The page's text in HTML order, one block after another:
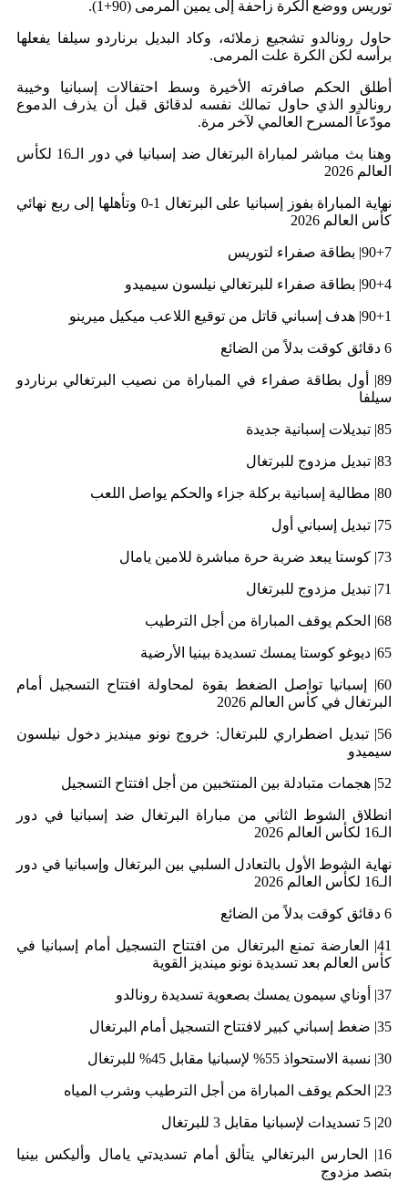
توريس ووضع الكرة زاحفة إلى يمين المرمى (90+1).
حاول رونالدو تشجيع زملائه، وكاد البديل برناردو سيلفا يفعلها
برأسه لكن الكرة علت المرمى.
أطلق الحكم صافرته الأخيرة وسط احتفالات إسبانيا وخيبة
رونالدو الذي حاول تمالك نفسه لدقائق قبل أن يذرف الدموع
مودّعاً المسرح العالمي لآخر مرة.
وهنا بث مباشر لمباراة البرتغال ضد إسبانيا في دور الـ16 لكأس
العالم 2026
نهاية المباراة بفوز إسبانيا على البرتغال 1-0 وتأهلها إلى ربع نهائي
كأس العالم 2026
90+7| بطاقة صفراء لتوريس
90+4| بطاقة صفراء للبرتغالي نيلسون سيميدو
90+1| هدف إسباني قاتل من توقيع اللاعب ميكيل ميرينو
6 دقائق كوقت بدلاً من الضائع
89| أول بطاقة صفراء في المباراة من نصيب البرتغالي برناردو
سيلفا
85| تبديلات إسبانية جديدة
83| تبديل مزدوج للبرتغال
80| مطالية إسبانية بركلة جزاء والحكم يواصل اللعب
75| تبديل إسباني أول
73| كوستا يبعد ضربة حرة مباشرة للامين يامال
71| تبديل مزدوج للبرتغال
68| الحكم يوقف المباراة من أجل الترطيب
65| ديوغو كوستا يمسك تسديدة بينيا الأرضية
60| إسبانيا تواصل الضغط بقوة لمحاولة افتتاح التسجيل أمام
البرتغال في كأس العالم 2026
56| تبديل اضطراري للبرتغال: خروج نونو مينديز دخول نيلسون
سيميدو
52| هجمات متبادلة بين المنتخبين من أجل افتتاح التسجيل
انطلاق الشوط الثاني من مباراة البرتغال ضد إسبانيا في دور
الـ16 لكأس العالم 2026
نهاية الشوط الأول بالتعادل السلبي بين البرتغال وإسبانيا في دور
الـ16 لكأس العالم 2026
6 دقائق كوقت بدلاً من الضائع
41| العارضة تمنع البرتغال من افتتاح التسجيل أمام إسبانيا في
كأس العالم بعد تسديدة نونو مينديز القوية
37| أوناي سيمون يمسك بصعوية تسديدة رونالدو
35| ضغط إسباني كبير لافتتاح التسجيل أمام البرتغال
30| نسبة الاستحواذ 55% لإسبانيا مقابل 45% للبرتغال
23| الحكم يوقف المباراة من أجل الترطيب وشرب المياه
20| 5 تسديدات لإسبانيا مقابل 3 للبرتغال
16| الحارس البرتغالي يتألق أمام تسديدتي يامال وأليكس بينيا
بتصد مزدوج